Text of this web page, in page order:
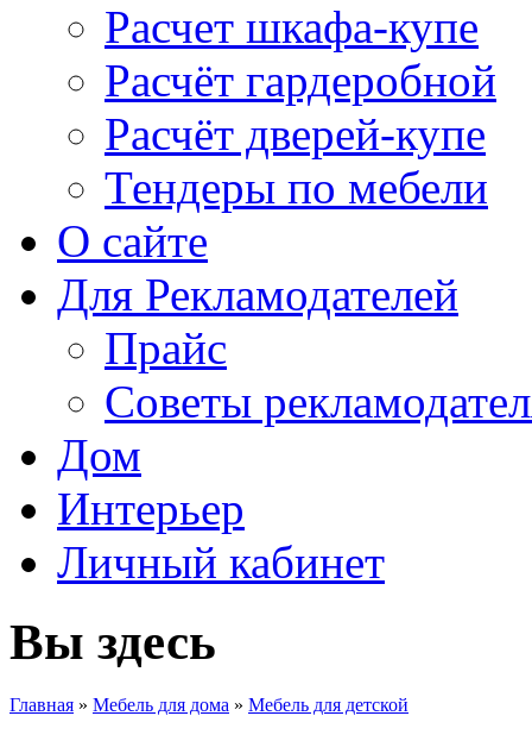
Расчет шкафа-купе
Расчёт гардеробной
Расчёт дверей-купе
Тендеры по мебели
О сайте
Для Рекламодателей
Прайс
Советы
Дом
Интерьер
Личный кабинет
Вы здесь
Главная » Мебель для дома » Мебель для детской